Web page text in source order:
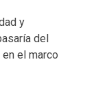
y
del
el marco